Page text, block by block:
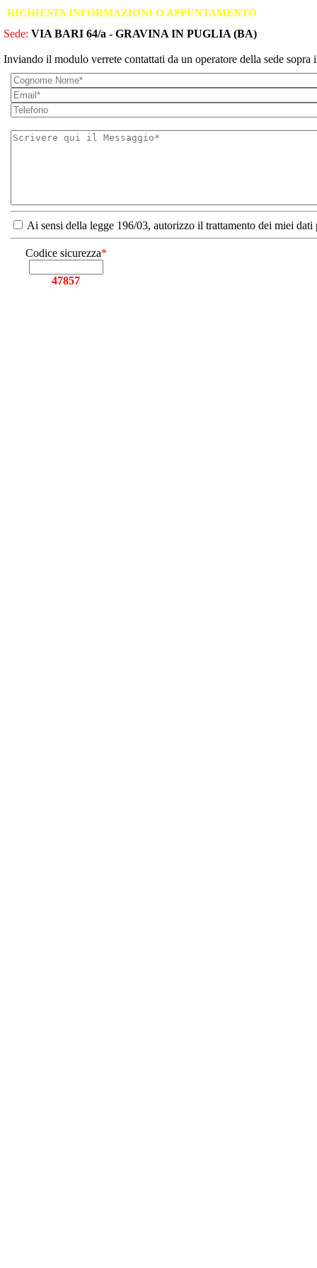
RICHIESTA INFORMAZIONI O APPUNTAMENTO
Sede: VIA BARI 64/a - GRAVINA IN PUGLIA (BA)
Inviando il modulo verrete contattati da un operatore della sede sopra
Ai sensi della legge 196/03, autorizzo il trattamento dei miei
Codice sicurezza*
47857